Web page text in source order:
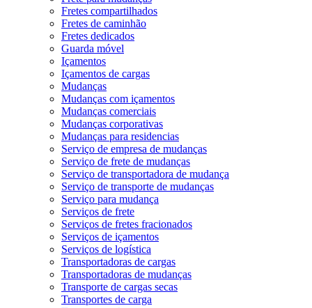
Fretes compartilhados
Fretes de caminhão
Fretes dedicados
Guarda móvel
Içamentos
Içamentos de cargas
Mudanças
Mudanças com içamentos
Mudanças comerciais
Mudanças corporativas
Mudanças para residencias
Serviço de empresa de mudanças
Serviço de frete de mudanças
Serviço de transportadora de mudança
Serviço de transporte de mudanças
Serviço para mudança
Serviços de frete
Serviços de fretes fracionados
Serviços de içamentos
Serviços de logística
Transportadoras de cargas
Transportadoras de mudanças
Transporte de cargas secas
Transportes de carga